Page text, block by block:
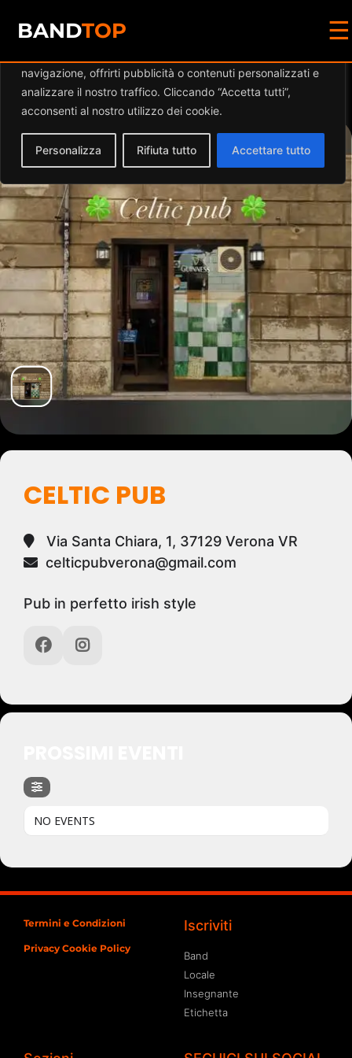
Diamo valore alla tua privacy
navigazione, offrirti pubblicità o contenuti personalizzati e
analizzare il nostro traffico. Cliccando “Accetta tutti”,
acconsenti al nostro utilizzo dei cookie.
Personalizza Rifiuta tutto Accettare tutto
BANDTOP ☰
Events at this location
CELTIC PUB
Via Santa Chiara, 1, 37129 Verona VR
celticpubverona@gmail.com
Pub in perfetto irish style
NO EVENTS
Termini e Condizioni
Privacy Cookie Policy
Iscriviti
Band
Locale
Insegnante
Etichetta